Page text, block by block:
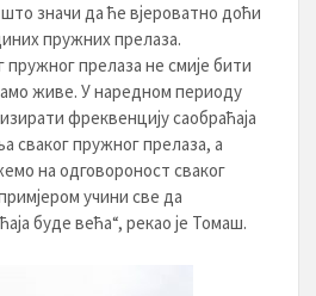
значи да ће вјероватно доћи
пружних прелаза.
пружног прелаза не смије бити
живе. У наредном периоду
фреквенцију саобраћаја
сваког пружног прелаза, а
на одговороност сваког
учини све да
буде већа“, рекао је Томаш.